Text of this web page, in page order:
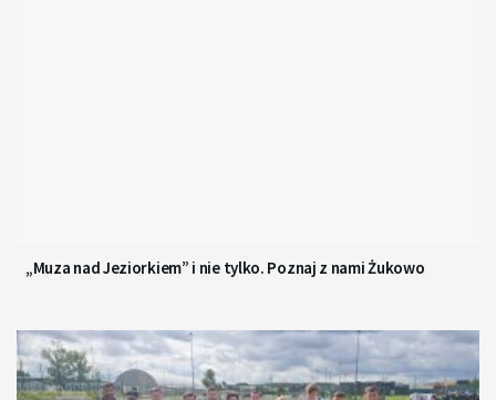
„Muza nad Jeziorkiem” i nie tylko. Poznaj z nami Żukowo